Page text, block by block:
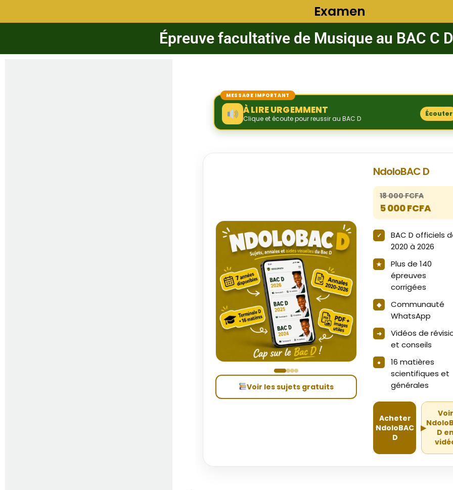
Examen
Épreuve facultative de Musique au BAC C
MESSAGE IMPORTANT
À LIRE URGEMMENT
Clique et écoute pour reussir au BAC D
Écouter
Voir les sujets gratuits
NdoloBAC D
18 000 FCFA
5 000 FCFA
BAC D officiels
2020 à 2026
Plus de 140
épreuves
corrigées
Communauté
WhatsApp
Vidéos de
et conseils
16 matières
scientifiques et
générales
Acheter
NdoloBAC
D
▶
Voir
D